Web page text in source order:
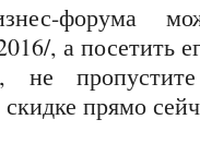
форума
, а посетить
не
скидке прямо